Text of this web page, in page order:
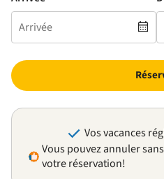
Vos vacances
Vous pouvez annuler
votre réservation!